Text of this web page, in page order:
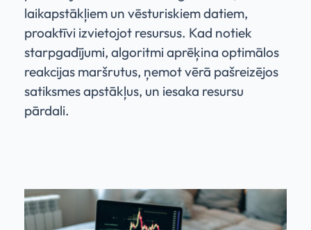
laikapstākļiem un vēsturiskiem datiem,
proaktīvi izvietojot resursus. Kad notiek
starpgadījumi, algoritmi aprēķina optimālos
reakcijas maršrutus, ņemot vērā pašreizējos
satiksmes apstākļus, un iesaka resursu
pārdali.